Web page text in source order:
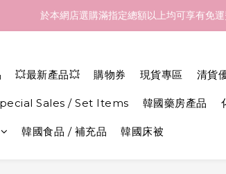
貨到貨資訊：於 05 - 18/Aug 期間訂貨，預計於
於本網店選購滿指定總額以上均可享有免
💥最新產品💥 購物券 現貨專區 清貨
Sales / Set Items 韓國藥房產品
韓國食品 / 補充品 韓國床被